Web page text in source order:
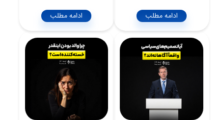
ادامه مطلب
ادامه مطلب